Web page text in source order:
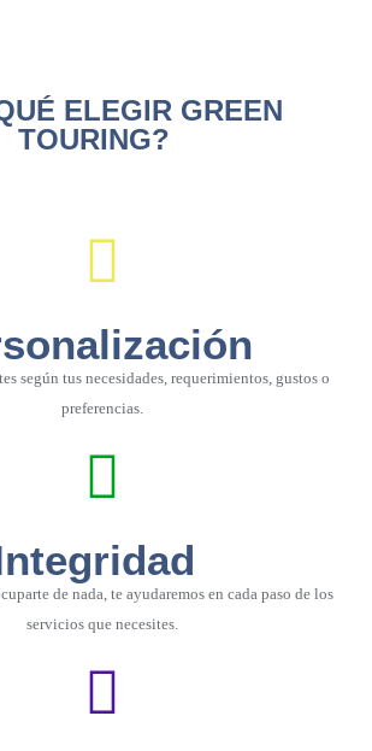
ELEGIR GREEN
TOURING?
según tus necesidades, requerimientos, gustos o
preferencias.
de nada, te ayudaremos en cada paso de los
servicios que necesites.